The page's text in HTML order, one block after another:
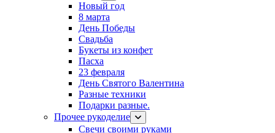
Новый год
8 марта
День Победы
Свадьба
Букеты из конфет
Пасха
23 февраля
День Святого Валентина
Разные техники
Подарки разные.
Прочее рукоделие
Свечи своими руками